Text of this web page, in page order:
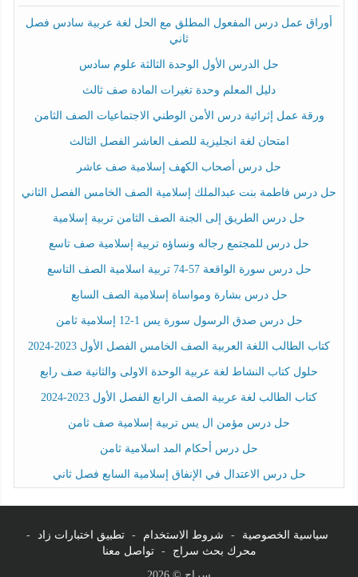
أوراق عمل درس المفعول المطلق مع الحل لغة عربية سادس فصل
ثاني
حل الدرس الأول الوحدة الثالثة علوم سادس
دليل المعلم وحدة تغيرات المادة صف ثالث
ورقة عمل إثرائية درس الأمن الوطني الاجتماعيات الصف الثامن
امتحان لغة انجليزية للصف العاشر الفصل الثالث
حل درس أصحاب الكهف إسلامية صف عاشر
حل درس فاطمة بنت عبدالملك إسلامية الصف الخامس الفصل الثاني
حل درس الطريق إلى الجنة الصف الثامن تربية إسلامية
حل درس للمجتمع رجاله ونساؤه تربية إسلامية صف تاسع
حل درس سورة الواقعة 57-74 تربية اسلامية الصف التاسع
حل درس بشارة ومواساة إسلامية الصف السابع
حل درس صدق الرسول سورة يس 1-12 إسلامية ثامن
كتاب الطالب اللغة العربية الصف الخامس الفصل الأول 2023-2024
حلول كتاب النشاط لغة عربية الوحدة الاولى والثانية صف رابع
كتاب الطالب لغة عربية الصف الرابع الفصل الأول 2023-2024
حل درس مؤمن ال يس تربية إسلامية صف ثامن
حل درس أحكام المد اسلامية ثامن
حل درس الاعتدال في الإنفاق إسلامية السابع فصل ثاني
سياسية الخصوصية - شروط الاستخدام - تطبيق اختبارات زاد
-
محرك بحث سراج
-
تواصل معنا